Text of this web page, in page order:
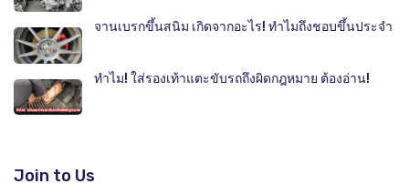
จานเบรกขึ้นสนิม เกิดจากอะไร! ทำไมถึงชอบขึ้นประจำ
ทำไม! ใส่รองเท้าแตะขับรถถึงผิดกฎหมาย ต้องอ่าน!
Join to Us